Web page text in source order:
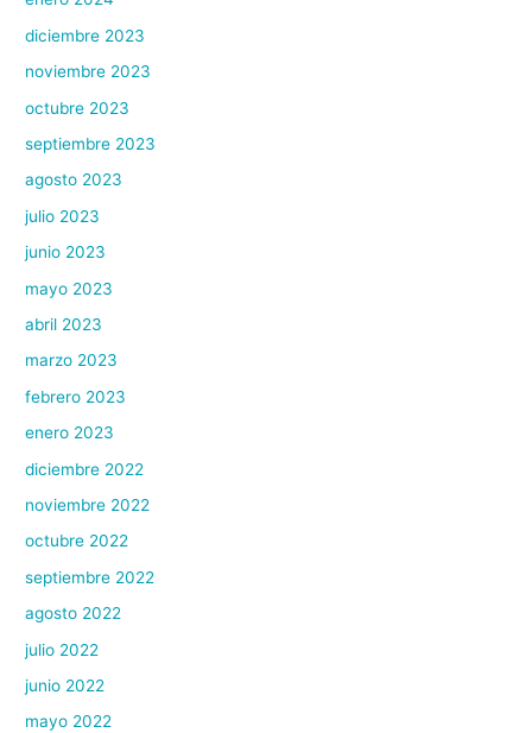
diciembre 2023
noviembre 2023
octubre 2023
septiembre 2023
agosto 2023
julio 2023
junio 2023
mayo 2023
abril 2023
marzo 2023
febrero 2023
enero 2023
diciembre 2022
noviembre 2022
octubre 2022
septiembre 2022
agosto 2022
julio 2022
junio 2022
mayo 2022